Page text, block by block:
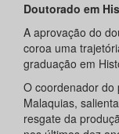
Doutorado em
A aprovação do
coroa uma
graduação em
O coordenador do
Malaquias,
resgate da